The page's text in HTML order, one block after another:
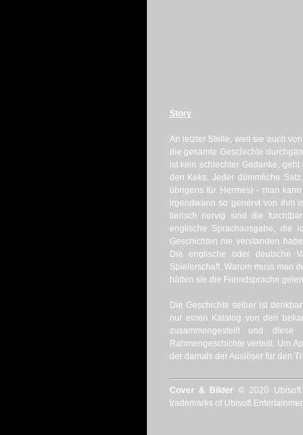
Story
An letzter Stelle, weil sie auch
die gesamte Geschichte
ist kein schlechter Gedanke,
den Keks. Jeder dümmliche
übrigens für Hermes) - man
irgendwann so genervt von ihm
tierisch nervig sind die
englische Sprachausgabe, die
Geschichten nie verstanden
Die englische oder deutsche
Spielerschaft. Warum muss man
hätten sie die Fremdsprache
Die Geschichte selber ist
nur einen Katalog von den
zusammengestellt und
Rahmengeschichte verteilt. Um
der damals der Auslöser für den
Cover & Bilder © 2020
trademarks of Ubisoft